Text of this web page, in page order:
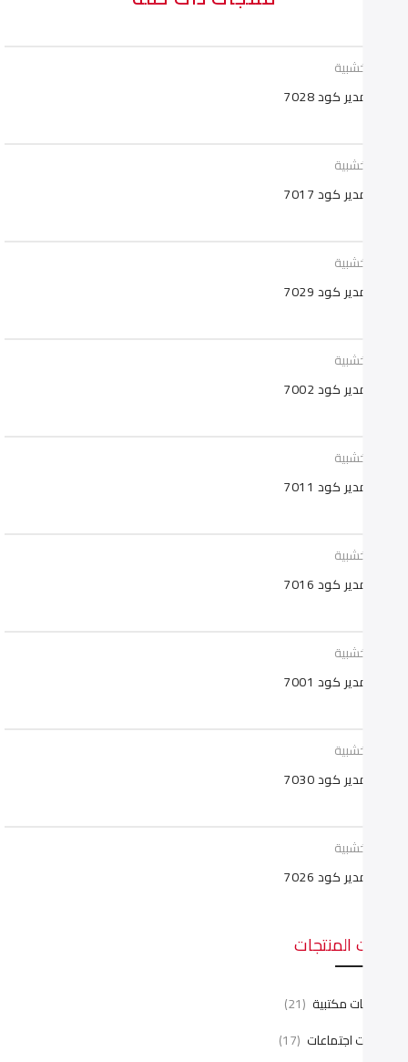
خشبية
مدير كود 7028
خشبية
مدير كود 7017
خشبية
مدير كود 7029
خشبية
مدير كود 7002
خشبية
مدير كود 7011
خشبية
مدير كود 7016
خشبية
مدير كود 7001
خشبية
مدير كود 7030
خشبية
مدير كود 7026
المنتجات
مكتبية (21)
اجتماعات (17)